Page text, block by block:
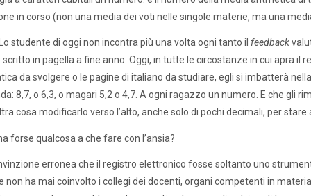
in corso (non una media dei voti nelle singole materie, ma una
studente di oggi non incontra più una volta ogni tanto il feedback
in pagella a fine anno. Oggi, in tutte le circostanze in cui apra il
da svolgere o le pagine di italiano da studiare, egli si imbatterà
8,7, o 6,3, o magari 5,2 o 4,7. A ogni ragazzo un numero. E che gli
cosa modificarlo verso l’alto, anche solo di pochi decimali, per
forse qualcosa a che fare con l’ansia?
erronea che il registro elettronico fosse soltanto uno
non ha mai coinvolto i collegi dei docenti, organi competenti in